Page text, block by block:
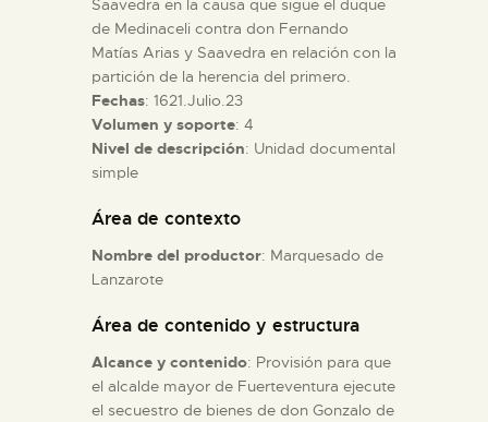
ESPAÑOL
Saavedra en la causa que sigue el duque
de Medinaceli contra don Fernando
Matías Arias y Saavedra en relación con la
partición de la herencia del primero.
Fechas: 1621.Julio.23
Volumen y soporte: 4
Nivel de descripción: Unidad documental
simple
Área de contexto
Nombre del productor: Marquesado de
Lanzarote
Área de contenido y estructura
Alcance y contenido: Provisión para que
el alcalde mayor de Fuerteventura ejecute
el secuestro de bienes de don Gonzalo de